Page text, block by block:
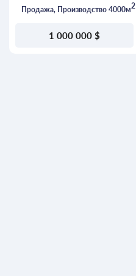
Продажа, Производство 4000м2
1 000 000 $